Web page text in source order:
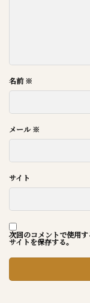
名前※
メール※
サイト
次回のコメントで使用
サイトを保存する。